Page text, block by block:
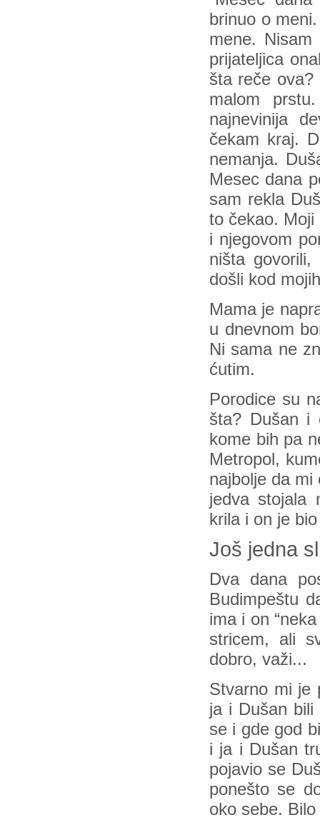
brinuo o
mene.
prijateljica
šta reče ova?
malom
najnevinija
čekam kraj.
nemanja.
Mesec dana
sam rekla
to čekao. Moji
i njegovom
ništa
došli kod
Mama je
u dnevnom
Ni sama ne
ćutim.
Porodice su
šta? Dušan i
kome bih pa
Metropol,
najbolje da mi
jedva stojala
krila i on je
Još jedna
Dva dana
Budimpeštu
ima i on
stricem, ali
dobro, važi...
Stvarno mi je
ja i Dušan
se i gde god
i ja i Dušan
pojavio se
ponešto se
oko sebe.